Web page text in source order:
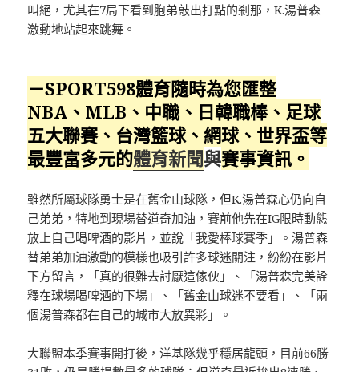
叫絕，尤其在7局下看到胞弟敲出打點的剎那，K.湯普森
激動地站起來跳舞。
－SPORT598體育隨時為您匯整
NBA、MLB、中職、日韓職棒、足球
五大聯賽、台灣籃球、網球、 世界盃等
最豐富多元的體育新聞與賽事資訊。
雖然所屬球隊勇士是在舊金山球隊，但K.湯普森心仍向自
己弟弟，特地到現場替道奇加油，賽前他先在IG限時動態
放上自己喝啤酒的影片，並說「我愛棒球賽季」。湯普森
替弟弟加油激動的模樣也吸引許多球迷關注，紛紛在影片
下方留言，「真的很難去討厭這傢伙」、「湯普森完美詮
釋在球場喝啤酒的下場」、「舊金山球迷不要看」、「兩
個湯普森都在自己的城市大放異彩」。
大聯盟本季賽事開打後，洋基隊幾乎穩居龍頭，目前66勝